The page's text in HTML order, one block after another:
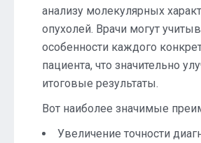
анализу молекулярных
опухолей. Врачи могут
особенности каждого
пациента, что значительно
итоговые результаты.
Вот наиболее значимые
Увеличение точности